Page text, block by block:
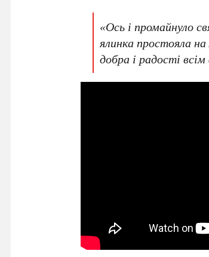
«Ось і промайнуло
ялинка простояла
добра і радості